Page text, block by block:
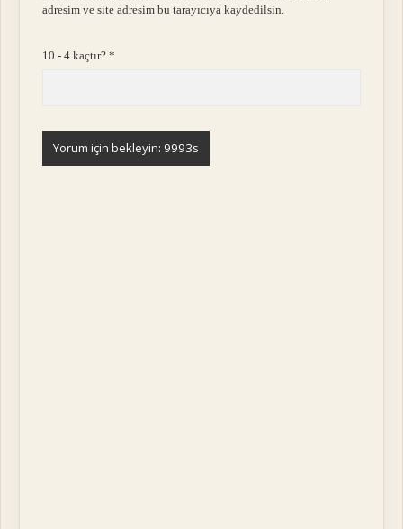
adresim ve site adresim bu tarayıcıya kaydedilsin.
10 - 4 kaçtır?*